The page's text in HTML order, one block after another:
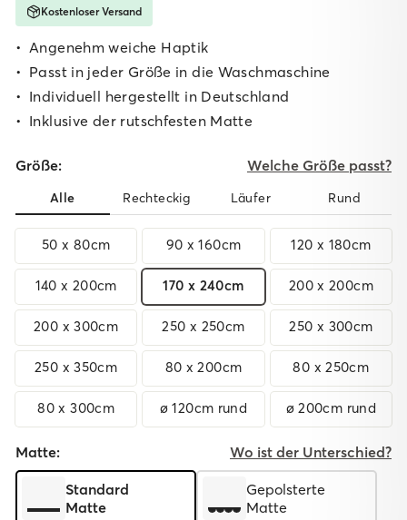
Kostenloser Versand
Angenehm weiche Haptik
Passt in jeder Größe in die Waschmaschine
Individuell hergestellt in Deutschland
Inklusive der rutschfesten Matte
Größe: Welche Größe passt?
Alle Rechteckig Läufer Rund
50 x 80cm 90 x 160cm 120 x 180cm
140 x 200cm 170 x 240cm 200 x 200cm
200 x 300cm 250 x 250cm 250 x 300cm
250 x 350cm 80 x 200cm 80 x 250cm
80 x 300cm ø 120cm rund ø 200cm rund
Matte: Wo ist der Unterschied?
Standard
Matte
Gepolsterte
Matte